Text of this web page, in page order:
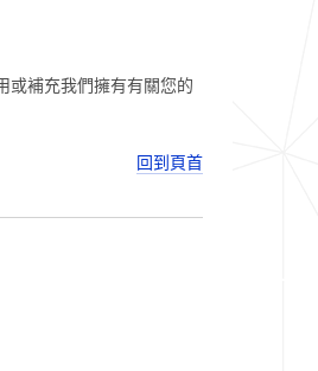
或補充我們擁有有關您的
回到頁首